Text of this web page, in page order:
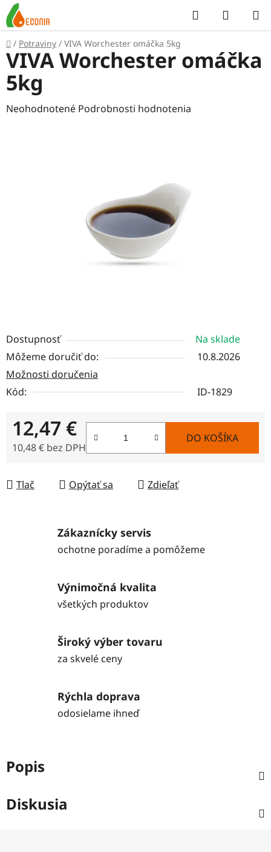
Prejsť
na
obsah
Hľadať
KOŠÍK
Domov
/ Potraviny / VIVA Worchester omáčka 5kg
Dostupnosť
Na sklade
Môžeme doručiť do:
10.8.2026
Možnosti doručenia
Kód:
ID-1829
12,47 €
10,48 € bez DPH
DO KOŠÍKA
Tlač Opýtať sa Zdieľať
VIVA Worchester omáčka
5kg
Priemerné
Neohodnotené Podrobnosti hodnotenia
Zákaznícky servis
ochotne poradíme a pomôžeme
Výnimočná kvalita
všetkých produktov
Široký výber tovaru
za skvelé ceny
Rýchla doprava
odosielame ihneď
Popis
Diskusia